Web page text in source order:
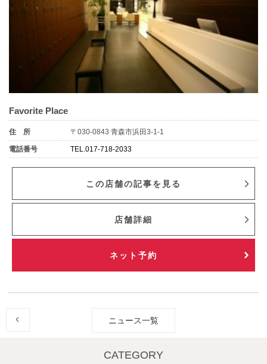
Favorite Place
住 所 〒030-0843 青森市浜田3-1-1
電話番号 TEL.017-718-2033
この店舗の記事を見る
店舗詳細
ネット予約
ニュース一覧
CATEGORY